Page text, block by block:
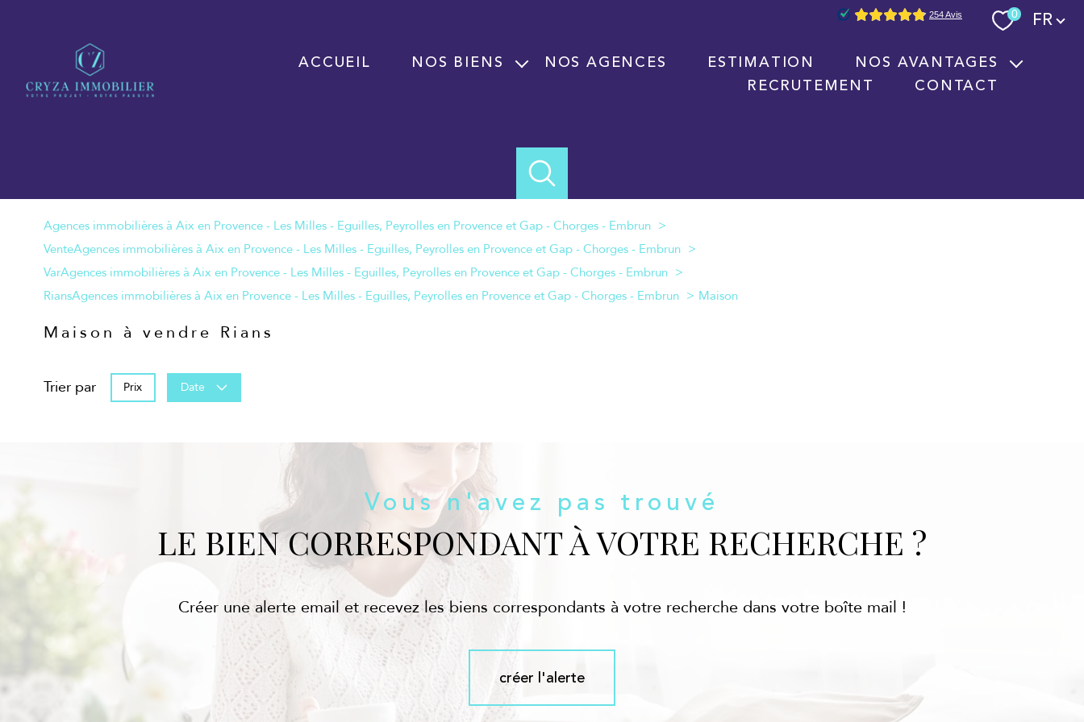
0 Langue
FR
ACCUEIL NOS BIENS
Immobilier professionnel Vente
Fond de commerce
NOS AGENCES ESTIMATION NOS AVANTAGES
RECRUTEMENT CONTACT
Vente
Var
Rians
Maison
Maison à vendre Rians
Trier par Prix Date
Vous n'avez pas trouvé
LE BIEN CORRESPONDANT À VOTRE RECHERCHE ?
Créer une alerte email et recevez les biens correspondants à votre recherche dans votre boîte mail !
créer l'alerte